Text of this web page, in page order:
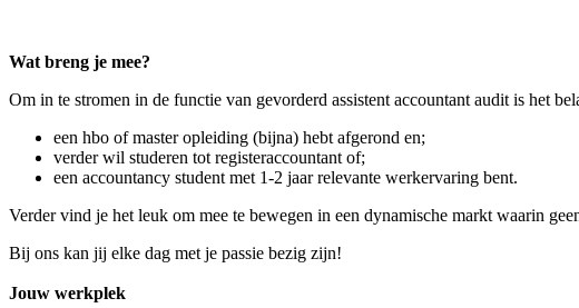
Wat breng je mee?
Om in te stromen in de functie van gevorderd assistent accountant audit is het
een hbo of master opleiding (bijna) hebt afgerond en;
verder wil studeren tot registeraccountant of;
een accountancy student met 1-2 jaar relevante werkervaring bent.
Verder vind je het leuk om mee te bewegen in een dynamische markt waarin
Bij ons kan jij elke dag met je passie bezig zijn!
Jouw werkplek